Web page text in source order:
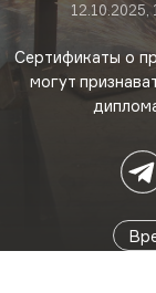
12.10.2025,
Сертификаты о
могут